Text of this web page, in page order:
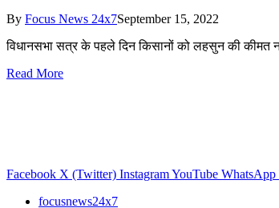
By Focus News 24x7September 15, 2022
विधानसभा सत्र के पहले दिन किसानों को लहसुन की कीमत
Read More
Facebook X (Twitter) InstagramYouTube WhatsApp
focusnews24x7